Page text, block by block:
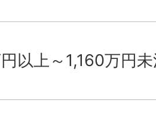
以上～1,160万円